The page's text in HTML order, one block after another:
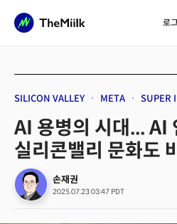
로
SILICON VALLEY META SUPER
AI 용병의 시대... AI
실리콘밸리 문화도
손재권
2025.07.23 03:47 PDT